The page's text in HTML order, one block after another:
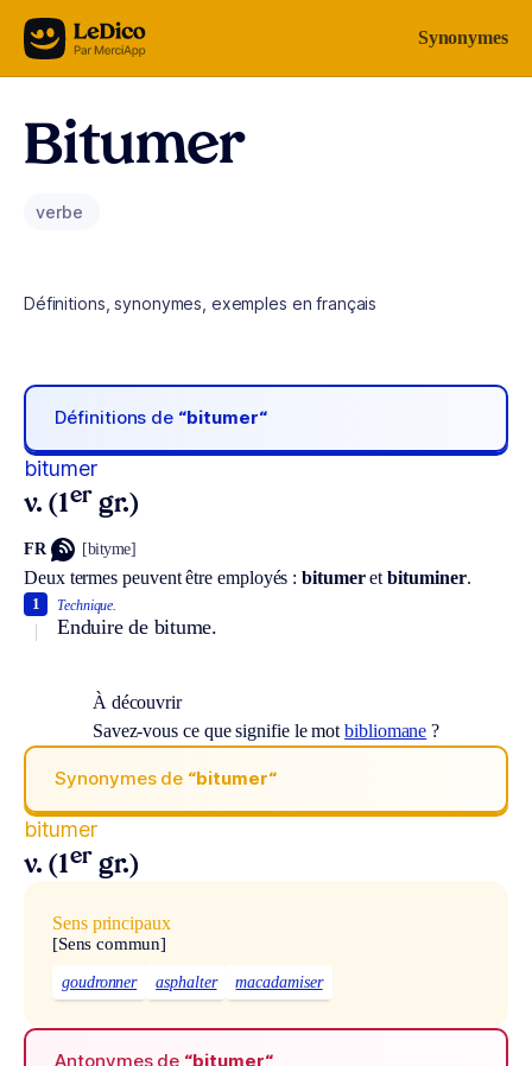
Aller au contenu Synonymes
Bitumer
verbe
Définitions, synonymes, exemples en français
Définitions de “bitumer“
bitumer
v. (1er gr.)
FR [bityme]
Deux termes peuvent être employés :bitumeretbituminer.
Technique.
Enduire de bitume.
1
À découvrir
Savez-vous ce que signifie le motbibliomane ?
Synonymes de “bitumer“
bitumer
v. (1er gr.)
Sens principaux
[Sens commun]
goudronner asphalter macadamiser
Antonymes de “bitumer“